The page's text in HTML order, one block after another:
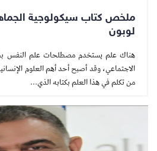
ملخص كتاب سيكولوجية
لوبون
هناك علم يستخدم مصطلحات علم النفس
الاجتماعي، وقد أصبح أحد أهم العلوم
من تكلم في هذا العلم بكتابه الذي...